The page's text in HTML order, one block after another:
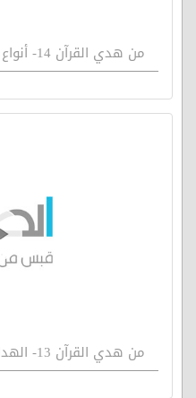
من هدي القرآن 14- أنواع الهداية
من هدي القرآن 13- الهداية في الطبيعة